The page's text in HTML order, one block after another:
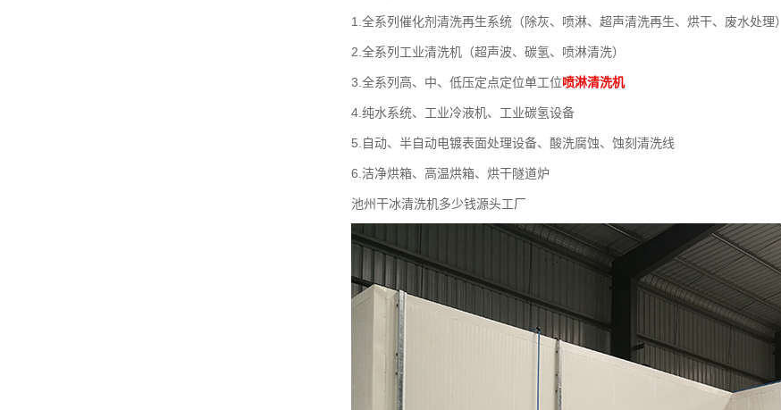
1.全系列催化剂清洗再生系统（除灰、喷淋、超声清洗再生、烘干、废水处理）
2.全系列工业清洗机（超声波、碳氢、喷淋清洗）
3.全系列高、中、低压定点定位单工位喷淋清洗机
4.纯水系统、工业冷液机、工业碳氢设备
5.自动、半自动电镀表面处理设备、酸洗腐蚀、蚀刻清洗线
6.洁净烘箱、高温烘箱、烘干隧道炉
池州干冰清洗机多少钱源头工厂